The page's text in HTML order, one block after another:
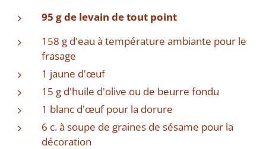
95 g de levain de tout point
158 g d'eau à température ambiante pour le
frasage
1 jaune d'œuf
15 g d'huile d'olive ou de beurre fondu
1 blanc d'œuf pour la dorure
6 c. à soupe de graines de sésame pour la
décoration